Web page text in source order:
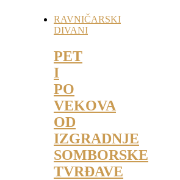
RAVNIČARSKI
DIVANI
PET
I
PO
VEKOVA
OD
IZGRADNJE
SOMBORSKE
TVRĐAVE